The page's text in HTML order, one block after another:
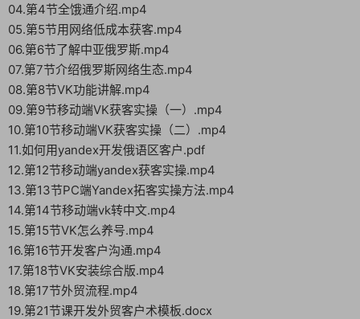
04.第4节全饿通介绍.mp4
05.第5节用网络低成本获客.mp4
06.第6节了解中亚俄罗斯.mp4
07.第7节介绍俄罗斯网络生态.mp4
08.第8节VK功能讲解.mp4
09.第9节移动端VK获客实操（一）.mp4
10.第10节移动端VK获客实操（二）.mp4
11.如何用yandex开发俄语区客户.pdf
12.第12节移动端yandex获客实操.mp4
13.第13节PC端Yandex拓客实操方法.mp4
14.第14节移动端vk转中文.mp4
15.第15节VK怎么养号.mp4
16.第16节开发客户沟通.mp4
17.第18节VK安装综合版.mp4
18.第17节外贸流程.mp4
19.第21节课开发外贸客户术模板.docx